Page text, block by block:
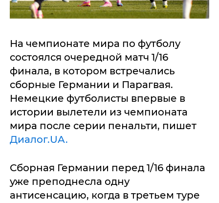
На чемпионате мира по футболу
состоялся очередной матч 1/16
финала, в котором встречались
сборные Германии и Парагвая.
Немецкие футболисты впервые в
истории вылетели из чемпионата
мира после серии пенальти, пишет
Диалог.UA.
Сборная Германии перед 1/16 финала
уже преподнесла одну
антисенсацию, когда в третьем туре